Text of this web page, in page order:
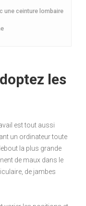
une ceinture lombaire
les
est tout aussi
un ordinateur toute
la plus grande
de maux dans le
de jambes